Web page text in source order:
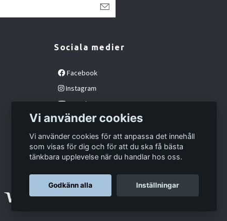
Sociala medier
Facebook
Instagram
YouTube
Vi använder cookies
Vi använder cookies för att anpassa det innehåll
som visas för dig och för att du ska få bästa
tänkbara upplevelse när du handlar hos oss.
Godkänn alla Inställningar